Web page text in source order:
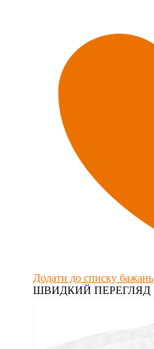
Додати до списку бажань
ШВИДКИЙ ПЕРЕГЛЯД